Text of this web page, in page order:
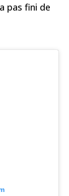
pas fini de